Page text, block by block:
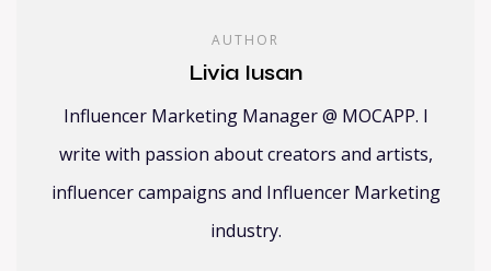
AUTHOR
Livia Iusan
Influencer Marketing Manager @ MOCAPP. I
write with passion about creators and artists,
influencer campaigns and Influencer Marketing
industry.